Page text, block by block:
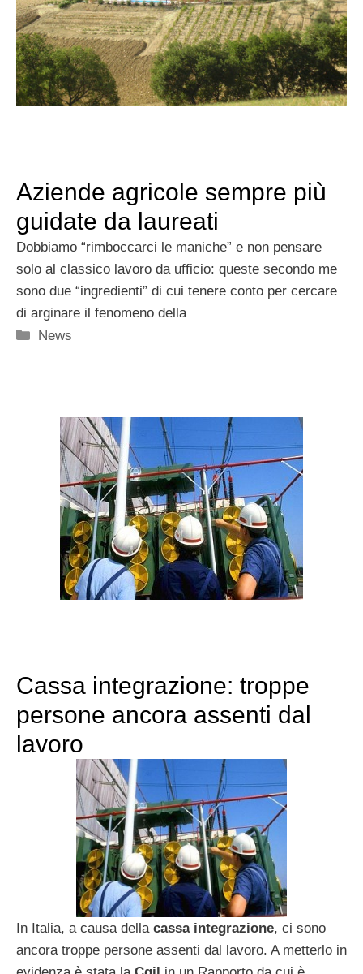
Aziende agricole sempre più
guidate da laureati
Dobbiamo “rimboccarci le maniche” e non pensare
solo al classico lavoro da ufficio: queste secondo me
sono due “ingredienti” di cui tenere conto per cercare
di arginare il fenomeno della
Categorie
News
Cassa integrazione: troppe
persone ancora assenti dal
lavoro
In Italia, a causa della cassa integrazione, ci sono
ancora troppe persone assenti dal lavoro. A metterlo in